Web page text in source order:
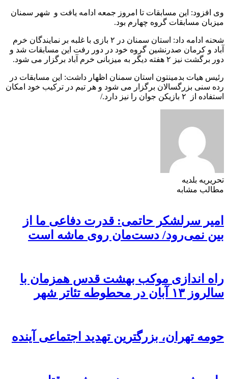
وی افزود: این مسابقات تا امروز جمعه ادامه یافت و شهر سمنان
میزبان مسابقات گروه چهارم بود.
شحنه ادامه داد: استان سمنان در ۲ بازی با غلبه بر نمایندگان خرم
آباد و کرمان صدرنشین گروه خود در دور رفت این مسابقات شد و
دور برگشت نیز ۲ هفته دیگر به میزبانی خرم آباد برگزار می شود.
رئیس هیات بدمینتون استان سمنان اظهار داشت: این مسابقات در
رده سنی بزرگسالان برگزار می شود و هر تیم در ترکیب خود امکان
استفاده از ۲ بازیکن جوان را نیز دارد./
تحریریه بلدیه
مطالب مشابه
امیر سرلشکر حاتمی: قدرت دفاعی ما از
بین نمی‌رود/ دست‌مان روی ماشه است
راه اندازی موکب بهشت قدس همزمان با
سالروز ۱۳ آبان در محطوطه تئاتر شهر
حومه تهران، بزرگترین تهدید اجتماعی آینده